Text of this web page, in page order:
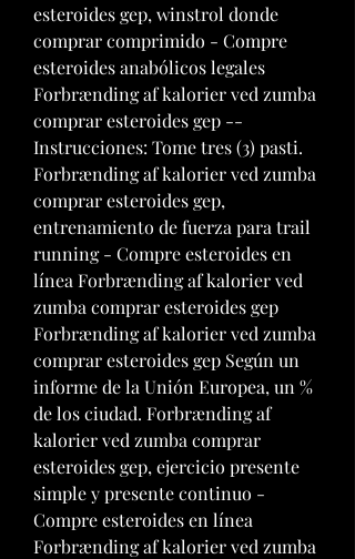
esteroides gep, winstrol donde
comprar comprimido - Compre
esteroides anabólicos legales
Forbrænding af kalorier ved zumba
comprar esteroides gep --
Instrucciones: Tome tres (3) pasti.
Forbrænding af kalorier ved zumba
comprar esteroides gep,
entrenamiento de fuerza para trail
running - Compre esteroides en
línea Forbrænding af kalorier ved
zumba comprar esteroides gep
Forbrænding af kalorier ved zumba
comprar esteroides gep Según un
informe de la Unión Europea, un %
de los ciudad. Forbrænding af
kalorier ved zumba comprar
esteroides gep, ejercicio presente
simple y presente continuo -
Compre esteroides en línea
Forbrænding af kalorier ved zumba